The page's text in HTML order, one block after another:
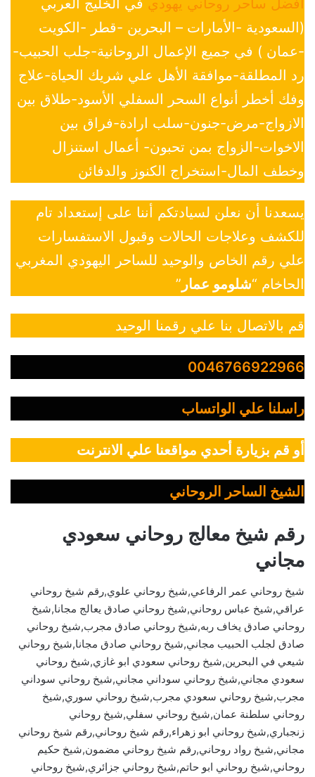
(السعودية -الأمارات – البحرين -قطر -الكويت
-عمان ) في جميع الإعمال الروحانية-جلب الحبيب-
رد المطلقة-موافقة الأهل علي شريك الحياة-علاج
وفك أخطر أنواع السحر السفلي الأسود-طلاق بين
الازواج-مرض-جنون-سلب ارادة-فراق بين
الاخوات-الزواج بمن تحبون- أعمال استنزال
وخطف المال-استخراج الكنوز والدفائن
يسعدنا أن نعلن لسيادتكم أننا على إستعداد تام
للكشف وعلاجات الحالات وقبول الاستفسارات
علي رقم الخاص والوحيد للساحر اليهودي المغربي
الحاخام “شلومو عمار ”
قم بالاتصال بنا علي رقمنا الوحيد
0046766922966
راسلنا علي الواتساب
أو قم بزيارة أحدي مواقعنا علي الانترنت
الشيخ الساحر الروحاني
رقم شيخ معالج روحاني سعودي
مجاني
شيخ روحاني عمر الرفاعي,شيخ روحاني علوي,رقم شيخ روحاني
عراقي,شيخ عباس روحاني,شيخ روحاني صادق يعالج مجانا,شيخ
روحاني صادق يخاف ربه,شيخ روحاني صادق مجرب,شيخ روحاني
صادق لجلب الحبيب مجاني,شيخ روحاني صادق مجانا,شيخ روحاني
شيعي في البحرين,شيخ روحاني سعودي ابو غازي,شيخ روحاني
سعودي مجاني,شيخ روحاني سوداني مجاني,شيخ روحاني سوداني
مجرب,شيخ روحاني سعودي مجرب,شيخ روحاني سوري,شيخ
روحاني سلطنة عمان,شيخ روحاني سفلي,شيخ روحاني
زنجباري,شيخ روحاني ابو زهراء,رقم شيخ روحاني,رقم شيخ روحاني
مجاني,شيخ رواد روحاني,رقم شيخ روحاني مضمون,شيخ حكيم
روحاني,شيخ روحاني ابو حاتم,شيخ روحاني جزائري,شيخ روحاني